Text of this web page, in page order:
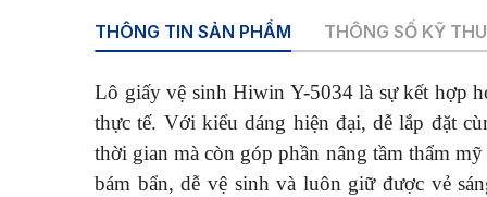
THÔNG TIN SẢN PHẨM THÔNG SỐ KỸ
Lô giấy vệ sinh Hiwin Y-5034 là sự kết hợp
thực tế. Với kiểu dáng hiện đại, dễ lắp đặt
thời gian mà còn góp phần nâng tầm thẩm
bám bẩn, dễ vệ sinh và luôn giữ được vẻ